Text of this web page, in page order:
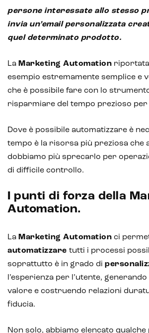
persone interessate allo stesso
invia un’email personalizzata
quel determinato prodotto.
La Marketing Automation
esempio estremamente semplice e
che è possibile fare con lo
risparmiare del tempo prezioso
Dove è possibile automatizzare è
tempo è la risorsa più preziosa che
dobbiamo più sprecarlo per
di difficile controllo.
I punti di forza della
Automation.
La Marketing Automation ci
automatizzare tutti i processi
soprattutto è in grado di
l’esperienza per l’utente,
valore e costruendo relazioni
fiducia.
Non solo, abbiamo elencato